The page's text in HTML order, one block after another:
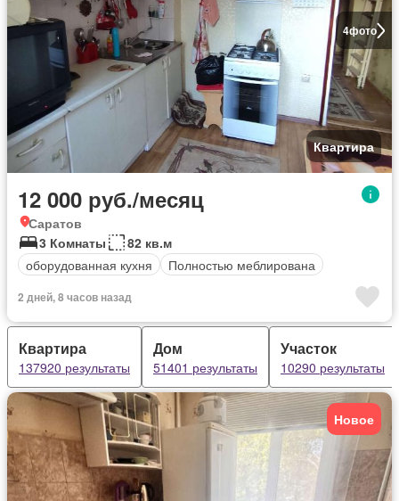
4фото
Квартира
12 000 руб./месяц
Саратов
3 Комнаты
82 кв.м
оборудованная кухня
Полностью меблирована
2 дней, 8 часов назад
Квартира
137920 результаты
Дом
51401 результаты
Участок
10290 результаты
Новое